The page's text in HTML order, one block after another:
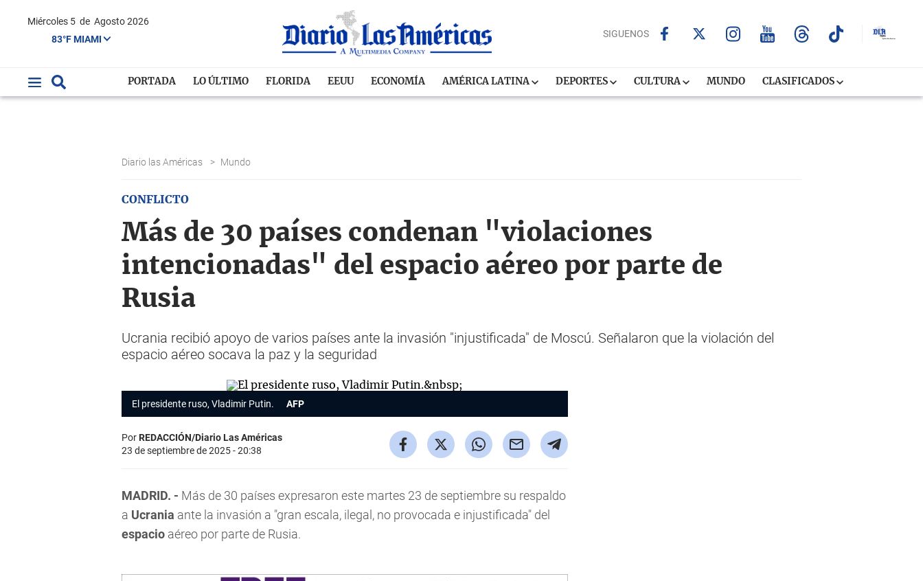
Miércoles 5 de Agosto 2026
83°F MIAMI
SIGUENOS
PORTADA LO ÚLTIMO FLORIDA EEUU ECONOMÍA AMÉRICA LATINA DEPORTES CULTURA MUNDO CLASIFICADOS
Diario las Américas > Mundo
CONFLICTO
Más de 30 países condenan "violaciones
intencionadas" del espacio aéreo por parte de
Rusia
Ucrania recibió apoyo de varios países ante la invasión "injustificada" de Moscú. Señalaron que la violación del
espacio aéreo socava la paz y la seguridad
El presidente ruso, Vladimir Putin. AFP
PorREDACCIÓN/Diario Las Américas
23 de septiembre de 2025 - 20:38
MADRID. - Más de 30 países expresaron este martes 23 de septiembre su respaldo
a Ucrania ante la invasión a "gran escala, ilegal, no provocada e injustificada" del
espacio aéreo por parte de Rusia.